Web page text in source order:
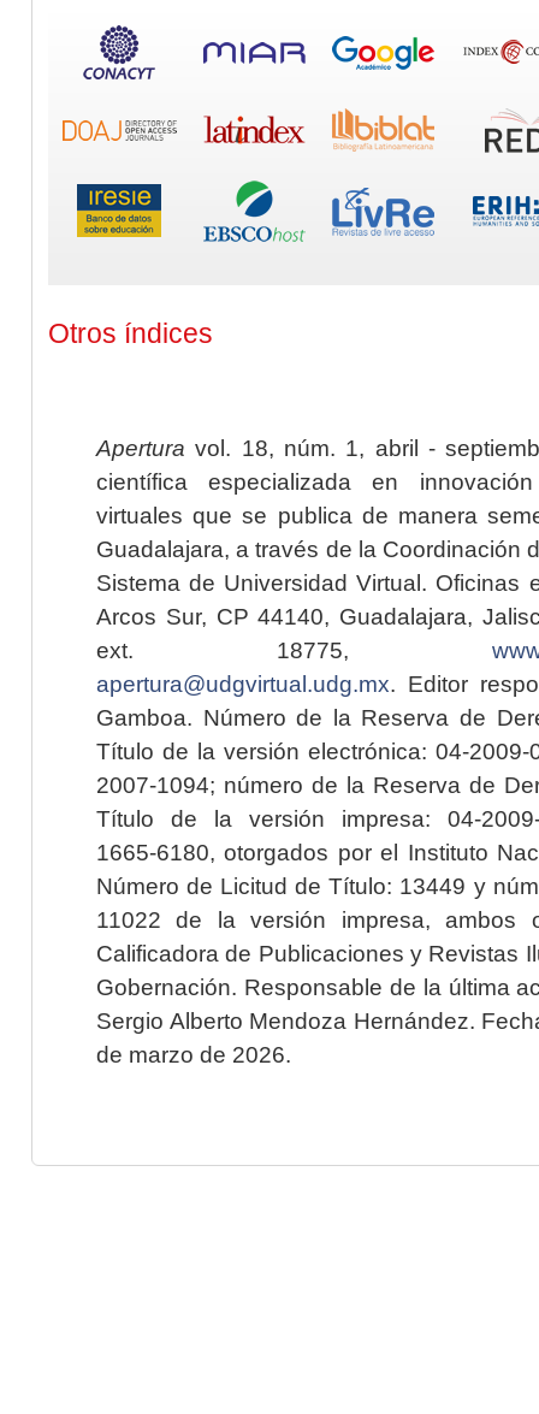
Otros índices
Apertura vol. 18, núm. 1, abril -
científica especializada en
virtuales que se publica de manera
Guadalajara, a través de la Coordinación
Sistema de Universidad Virtual. Oficinas
Arcos Sur, CP 44140, Guadalajara,
ext. 18775,
apertura@udgvirtual.udg.mx. Editor
Gamboa. Número de la Reserva de
Título de la versión electrónica: 04-2009-
2007-1094; número de la Reserva de
Título de la versión impresa: 04-2009-
1665-6180, otorgados por el Instituto
Número de Licitud de Título: 13449 y
11022 de la versión impresa, ambos
Calificadora de Publicaciones y Revistas
Gobernación. Responsable de la última
Sergio Alberto Mendoza Hernández.
de marzo de 2026.